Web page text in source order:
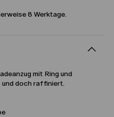
8 Werktage.
mit Ring und
doch raffiniert.